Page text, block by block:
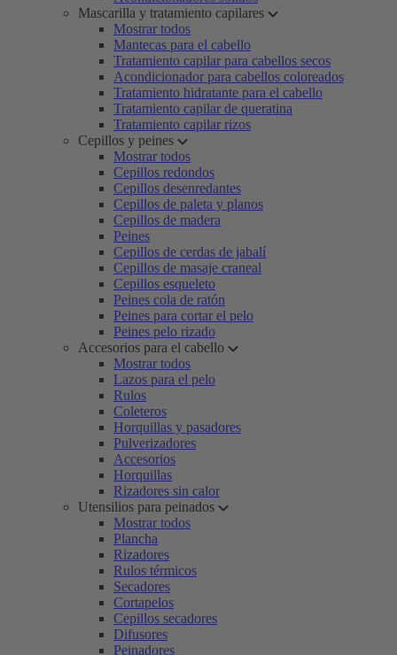
Mascarilla y tratamiento capilares
Mostrar todos
Mantecas para el cabello
Tratamiento capilar para cabellos secos
Acondicionador para cabellos coloreados
Tratamiento hidratante para el cabello
Tratamiento capilar de queratina
Tratamiento capilar rizos
Cepillos y peines
Mostrar todos
Cepillos redondos
Cepillos desenredantes
Cepillos de paleta y planos
Cepillos de madera
Peines
Cepillos de cerdas de jabalí
Cepillos de masaje craneal
Cepillos esqueleto
Peines cola de ratón
Peines para cortar el pelo
Peines pelo rizado
Accesorios para el cabello
Mostrar todos
Lazos para el pelo
Rulos
Coleteros
Horquillas y pasadores
Pulverizadores
Accesorios
Horquillas
Rizadores sin calor
Utensilios para peinados
Mostrar todos
Plancha
Rizadores
Rulos térmicos
Secadores
Cortapelos
Cepillos secadores
Difusores
Peinadores